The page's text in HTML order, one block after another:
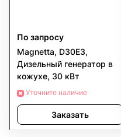
По запросу
Magnetta, D30E3,
Дизельный генератор в
кожухе, 30 кВт
Уточните наличие
Заказать